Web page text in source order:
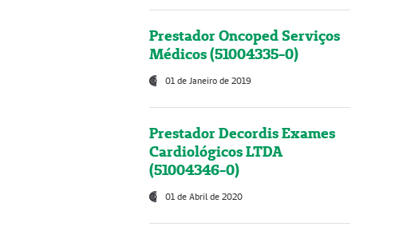
Prestador Oncoped Serviços
Médicos (51004335-0)
01 de Janeiro de 2019
Prestador Decordis Exames
Cardiológicos LTDA
(51004346-0)
01 de Abril de 2020